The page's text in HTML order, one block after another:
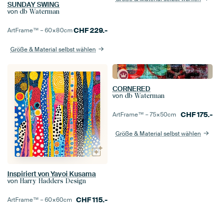
SUNDAY SWING
von db Waterman
ArtFrame™ –60×80cmCHF229.-
Größe & Material selbst wählen
Inspiriert von Yayoi Kusama
von Harry Hadders Design
ArtFrame™ –60×60cm CHF115.-
CORNERED
von db Waterman
ArtFrame™ –75×50cm CHF175.-
Größe & Material selbst wählen